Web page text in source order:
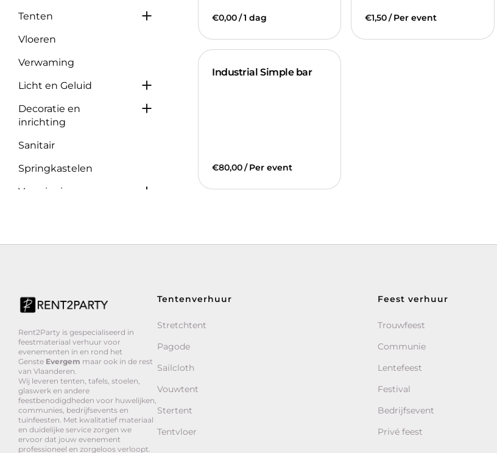
Tenten
Vloeren
Verwaming
Licht en Geluid
Decoratie en
inrichting
Decoratie
Inrichting
Sanitair
Springkastelen
Voorziening
Kabels
/ /
Industrial Simple bar
/
Rent2Party is gespecialiseerd in
feestmateriaal verhuur voor
evenementen in en rond het
Genste Evergem maar ook in de rest
van Vlaanderen.
Wij leveren tenten, tafels, stoelen,
glaswerk en andere
feestbenodigdheden voor huwelijken,
communies, bedrijfsevents en
tuinfeesten. Met kwalitatief materiaal
en duidelijke service zorgen we
ervoor dat jouw evenement
professioneel en zorgeloos verloopt.
Tentenverhuur
Stretchtent
Pagode
Sailcloth
Vouwtent
Stertent
Tentvloer
Feest verhuur
Trouwfeest
Communie
Lentefeest
Festival
Bedrijfsevent
Privé feest